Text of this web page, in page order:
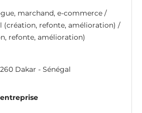
marchand, e-commerce /
(création, refonte, amélioration) /
refonte, amélioration)
Dakar - Sénégal